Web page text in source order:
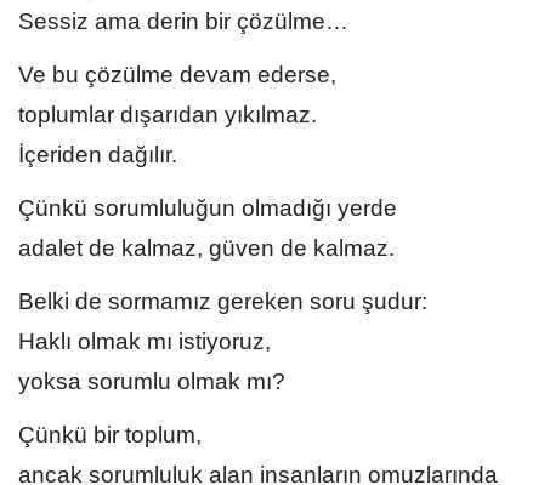
Sessiz ama derin bir çözülme…
Ve bu çözülme devam ederse,
toplumlar dışarıdan yıkılmaz.
İçeriden dağılır.
Çünkü sorumluluğun olmadığı yerde
adalet de kalmaz, güven de kalmaz.
Belki de sormamız gereken soru şudur:
Haklı olmak mı istiyoruz,
yoksa sorumlu olmak mı?
Çünkü bir toplum,
ancak sorumluluk alan insanların omuzlarında